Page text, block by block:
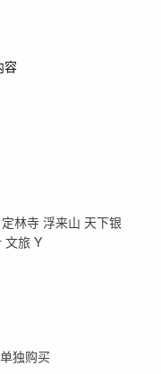
容
林寺 浮来山 天下银
文旅 Y
独购买